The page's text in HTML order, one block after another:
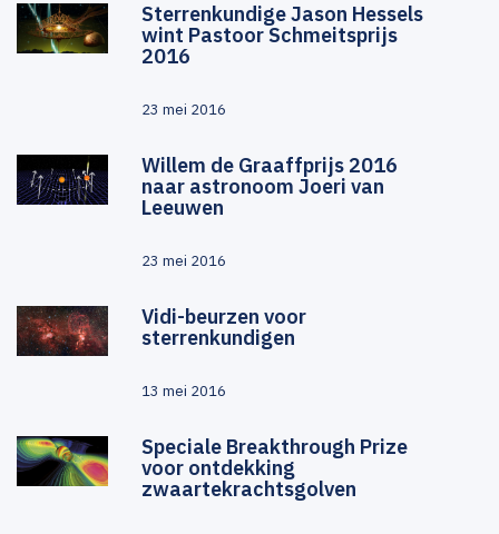
Sterrenkundige Jason Hessels
wint Pastoor Schmeitsprijs
2016
23 mei 2016
Willem de Graaffprijs 2016
naar astronoom Joeri van
Leeuwen
23 mei 2016
Vidi-beurzen voor
sterrenkundigen
13 mei 2016
Speciale Breakthrough Prize
voor ontdekking
zwaartekrachtsgolven